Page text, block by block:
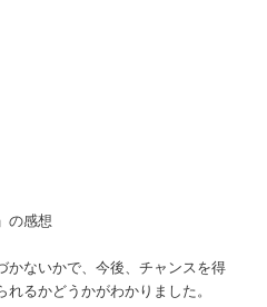
の感想
かないかで、今後、チャンスを得
るかどうかがわかりました。